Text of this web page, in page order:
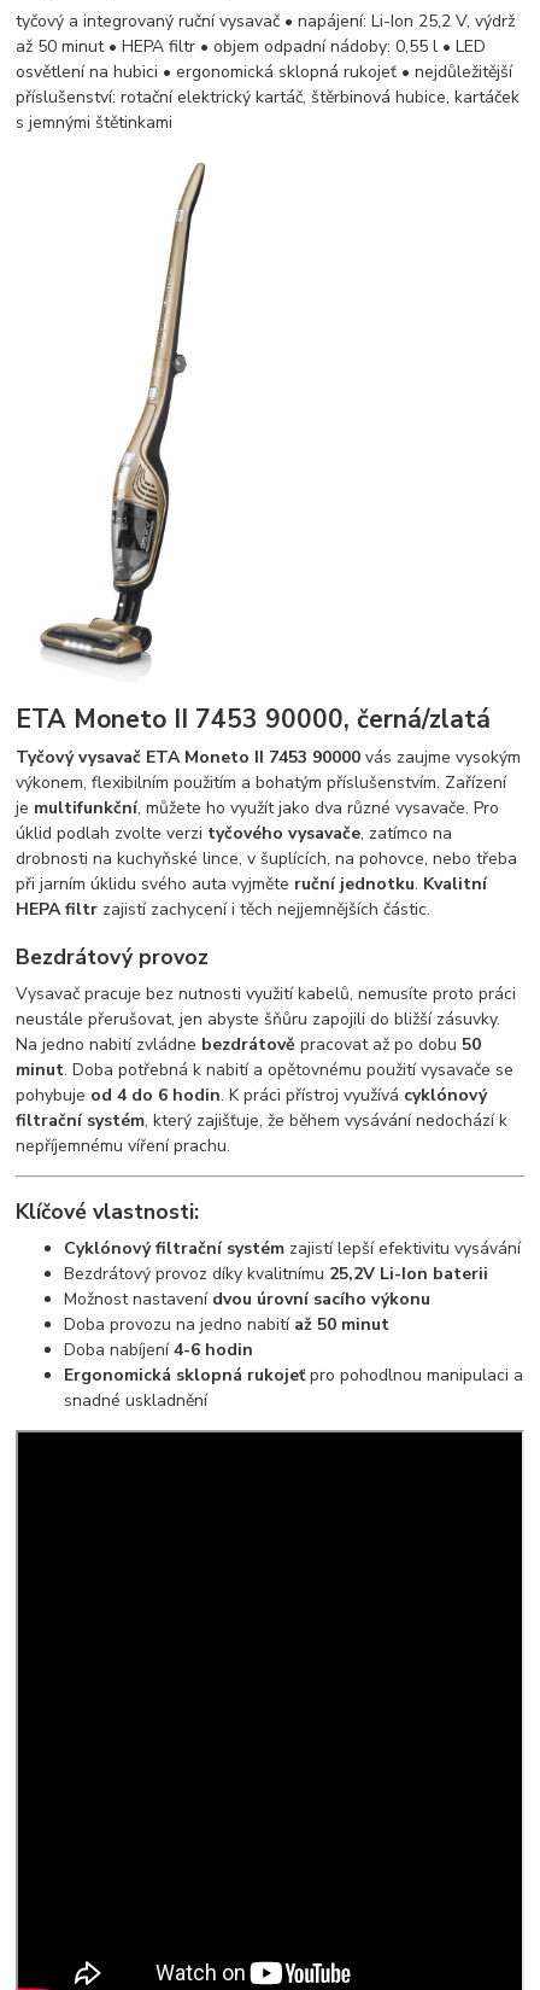
tyčový a integrovaný ruční vysavač • napájení: Li-Ion 25,2 V, výdrž
až 50 minut • HEPA filtr • objem odpadní nádoby: 0,55 l • LED
osvětlení na hubici • ergonomická sklopná rukojeť •​​​​​​​ nejdůležitější
příslušenství: rotační elektrický kartáč, štěrbinová hubice, kartáček
s jemnými štětinkami
ETA Moneto II 7453 90000, černá/zlatá
Tyčový vysavač ETA Moneto II 7453 90000vás zaujme vysokým
výkonem, flexibilním použitím a bohatým příslušenstvím. Zařízení
je multifunkční, můžete ho využít jako dva různé vysavače. Pro
úklid podlah zvolte verzi tyčového vysavače, zatímco na
drobnosti na kuchyňské lince, v šuplících, na pohovce, nebo třeba
při jarním úklidu svého auta vyjměte ruční jednotku. Kvalitní
HEPA filtr zajistí zachycení i těch nejjemnějších částic.
Bezdrátový provoz
Vysavač pracuje bez nutnosti využití kabelů, nemusíte proto práci
neustále přerušovat, jen abyste šňůru zapojili do bližší zásuvky.
Na jedno nabití zvládne bezdrátově pracovat až po dobu 50
minut. Doba potřebná k nabití a opětovnému použití vysavače se
pohybuje od 4 do 6 hodin. K práci přístroj využívá cyklónový
filtrační systém, který zajišťuje, že během vysávání nedochází k
nepříjemnému víření prachu.
Klíčové vlastnosti:
Cyklónový filtrační systém zajistí lepší efektivitu vysávání
Bezdrátový provoz díky kvalitnímu 25,2V Li-Ion baterii
Možnost nastavenídvou úrovní sacího výkonu
Doba provozu na jedno nabití až 50 minut
Doba nabíjení4-6 hodin
Ergonomická sklopná rukojeťpro pohodlnou manipulaci a
snadné uskladnění